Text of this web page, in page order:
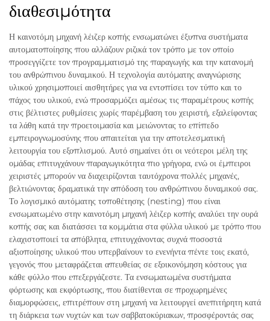
διαθεσιμότητα
Η καινοτόμη μηχανή λέιζερ κοπής ενσωματώνει έξυπνα συστήματα
αυτοματοποίησης που αλλάζουν ριζικά τον τρόπο με τον οποίο
προσεγγίζετε τον προγραμματισμό της παραγωγής και την κατανομή
του ανθρώπινου δυναμικού. Η τεχνολογία αυτόματης αναγνώρισης
υλικού χρησιμοποιεί αισθητήρες για να εντοπίσει τον τύπο και το
πάχος του υλικού, ενώ προσαρμόζει αμέσως τις παραμέτρους κοπής
στις βέλτιστες ρυθμίσεις χωρίς παρέμβαση του χειριστή, εξαλείφοντας
τα λάθη κατά την προετοιμασία και μειώνοντας το επίπεδο
εμπειρογνωμοσύνης που απαιτείται για την αποτελεσματική
λειτουργία του εξοπλισμού. Αυτό σημαίνει ότι οι νεότεροι μέλη της
ομάδας επιτυγχάνουν παραγωγικότητα πιο γρήγορα, ενώ οι έμπειροι
χειριστές μπορούν να διαχειρίζονται ταυτόχρονα πολλές μηχανές,
βελτιώνοντας δραματικά την απόδοση του ανθρώπινου δυναμικού σας.
Το λογισμικό αυτόματης τοποθέτησης (nesting) που είναι
ενσωματωμένο στην καινοτόμη μηχανή λέιζερ κοπής αναλύει την ουρά
κοπής σας και διατάσσει τα κομμάτια στα φύλλα υλικού με τρόπο που
ελαχιστοποιεί τα απόβλητα, επιτυγχάνοντας συχνά ποσοστά
αξιοποίησης υλικού που υπερβαίνουν το ενενήντα πέντε τοις εκατό,
γεγονός που μεταφράζεται απευθείας σε εξοικονόμηση κόστους για
κάθε φύλλο που επεξεργάζεστε. Τα ενσωματωμένα συστήματα
φόρτωσης και εκφόρτωσης, που διατίθενται σε προχωρημένες
διαμορφώσεις, επιτρέπουν στη μηχανή να λειτουργεί ανεπιτήρητη κατά
τη διάρκεια των νυχτών και των σαββατοκύριακων, προσφέροντάς σας